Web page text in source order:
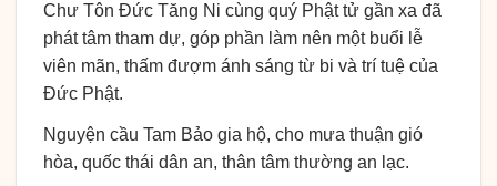
Chư Tôn Đức Tăng Ni cùng quý Phật tử gần xa đã
phát tâm tham dự, góp phần làm nên một buổi lễ
viên mãn, thấm đượm ánh sáng từ bi và trí tuệ của
Đức Phật.
Nguyện cầu Tam Bảo gia hộ, cho mưa thuận gió
hòa, quốc thái dân an, thân tâm thường an lạc.